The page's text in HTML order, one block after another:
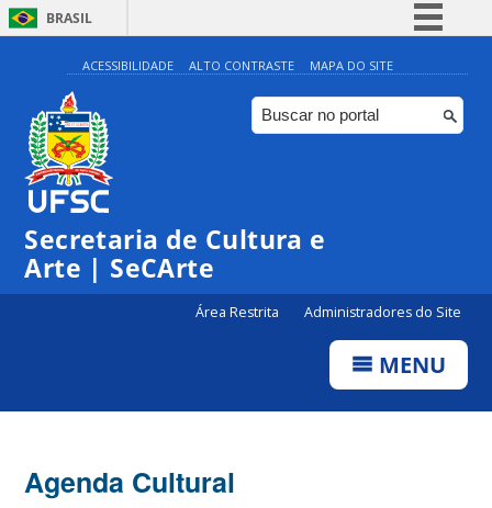
BRASIL
Simplifique!
Comunica BR
Participe
ACESSIBILIDADE ALTO CONTRASTE MAPA DO SITE
Secretaria de Cultura e
Arte | SeCArte
Área Restrita Administradores do Site
MENU
Agenda Cultural
0:00
1:00
5:00